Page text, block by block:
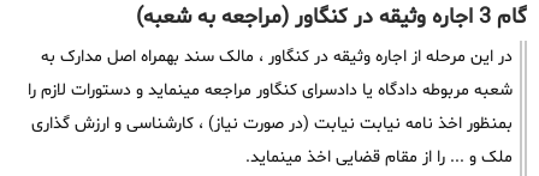
گام 3 اجاره وثیقه در کنگاور (مراجعه به شعبه)
در این مرحله از اجاره وثیقه در کنگاور ، مالک سند بهمراه اصل مدارک به
شعبه مربوطه دادگاه یا دادسرای کنگاور مراجعه مینماید و دستورات لازم را
بمنظور اخذ نامه نیابت نیابت (در صورت نیاز) ، کارشناسی و ارزش گذاری
ملک و ... را از مقام قضایی اخذ مینماید.